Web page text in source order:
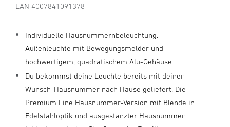
EAN 4007841091378
Individuelle Hausnummernbeleuchtung.
Außenleuchte mit Bewegungsmelder und
hochwertigem, quadratischem Alu-Gehäuse
Du bekommst deine Leuchte bereits mit deiner
Wunsch-Hausnummer nach Hause geliefert. Die
Premium Line Hausnummer-Version mit Blende in
Edelstahloptik und ausgestanzter Hausnummer